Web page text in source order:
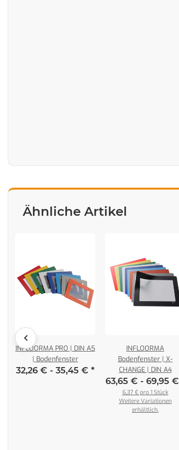
Ähnliche Artikel
INFLOORMA PRO | DIN A5
| Bodenfenster
32,26 € - 35,45 € *
INFLOORMA
Bodenfenster | X-
CHANGE | DIN A4
63,65 € - 69,95 €
6,37 € pro 1 Stück
Weitere Variationen
erhältlich.